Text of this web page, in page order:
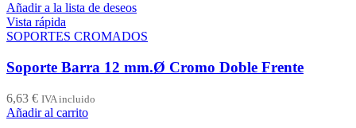
Añadir a la lista de deseos
Vista rápida
SOPORTES CROMADOS
Soporte Barra 12 mm.Ø Cromo Doble Frente
6,63 € IVA incluido
Añadir al carrito